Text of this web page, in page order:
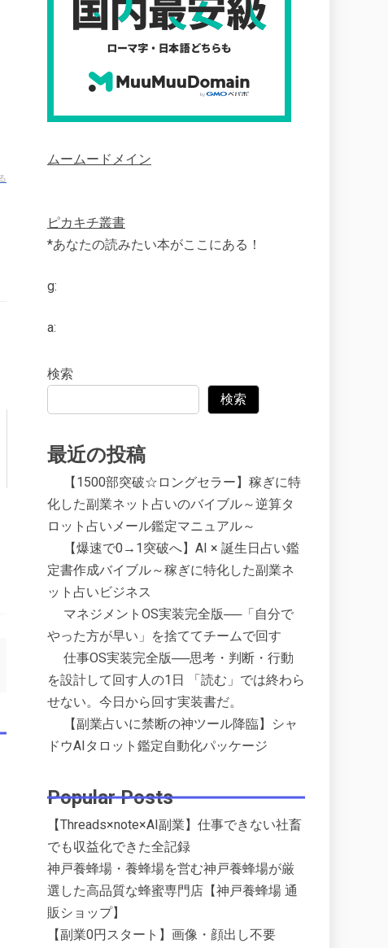
ムームードメイン
ピカキチ叢書
*あなたの読みたい本がここにある！
g:
a:
検索
検索
最近の投稿
【1500部突破☆ロングセラー】稼ぎに特
化した副業ネット占いのバイブル～逆算タ
ロット占いメール鑑定マニュアル～
【爆速で0→1突破へ】AI × 誕生日占い鑑
定書作成バイブル～稼ぎに特化した副業ネ
ット占いビジネス
マネジメントOS実装完全版──「自分で
やった方が早い」を捨ててチームで回す
仕事OS実装完全版──思考・判断・行動
を設計して回す人の1日 「読む」では終わら
せない。今日から回す実装書だ。
【副業占いに禁断の神ツール降臨】シャ
ドウAIタロット鑑定自動化パッケージ
Popular Posts
【Threads×note×AI副業】仕事できない社畜
でも収益化できた全記録
神戸養蜂場・養蜂場を営む神戸養蜂場が厳
選した高品質な蜂蜜専門店【神戸養蜂場 通
販ショップ】
【副業0円スタート】画像・顔出し不要